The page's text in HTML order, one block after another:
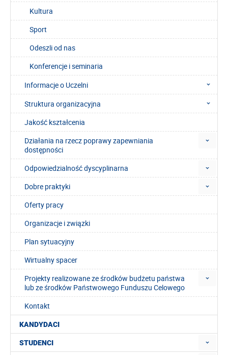
Kultura
Sport
Odeszli od nas
Konferencje i seminaria
Informacje o Uczelni
Struktura organizacyjna
Jakość kształcenia
Działania na rzecz poprawy zapewniania
dostępności
Odpowiedzialność dyscyplinarna
Dobre praktyki
Oferty pracy
Organizacje i związki
Plan sytuacyjny
Wirtualny spacer
Projekty realizowane ze środków budżetu państwa
lub ze środków Państwowego Funduszu Celowego
Kontakt
KANDYDACI
STUDENCI